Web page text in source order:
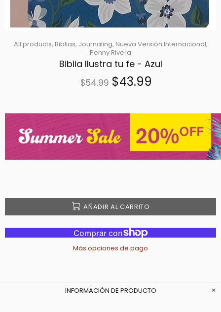
All products, Biblias, Journaling, Nueva Versión Internacional,
Penny Rivera
Biblia Ilustra tu fe - Azul
$54.99 $43.99
AÑADIR AL CARRITO
Más opciones de pago
INFORMACIÓN DE PRODUCTO